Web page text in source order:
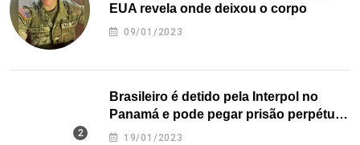
EUA revela onde deixou o corpo
09/01/2023
Brasileiro é detido pela Interpol no
Panamá e pode pegar prisão perpétua
nos EUA
19/01/2023